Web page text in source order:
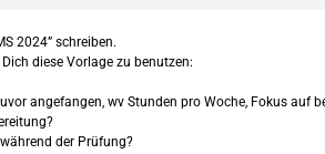
2024” schreiben.
diese Vorlage zu benutzen:
angefangen, wv Stunden pro Woche, Fokus auf
der Prüfung?